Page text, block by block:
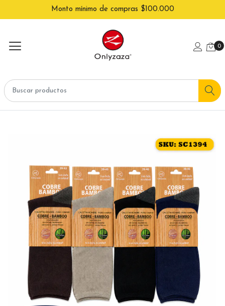
Monto mínimo de compras $100.000
0